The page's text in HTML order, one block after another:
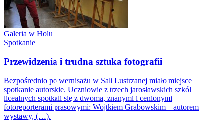
Galeria w Holu
Spotkanie
Przewidzenia i trudna sztuka fotografii
Bezpośrednio po wernisażu w Sali Lustrzanej miało miejsce
spotkanie autorskie. Uczniowie z trzech jarosławskich szkól
licealnych spotkali się z dwoma, znanymi i cenionymi
fotoreporterami prasowymi: Wojtkiem Grabowskim – autorem
wystawy, (…).